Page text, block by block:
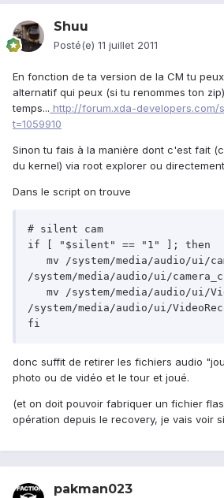
Shuu
Posté(e) 11 juillet 2011
En fonction de ta version de la CM tu
alternatif qui peux (si tu renommes ton
temps... http://forum.xda-developers.com/
t=1059910
Sinon tu fais à la manière dont c'est fait
du kernel) via root explorer ou
Dans le script on trouve
# silent cam
if [ "$silent" == "1" ]; then
/system/media/audio/ui/
/system/media/audio/ui/
fi
donc suffit de retirer les fichiers audio
photo ou de vidéo et le tour et joué.
(et on doit pouvoir fabriquer un fichier
opération depuis le recovery, je vais voir
pakman023